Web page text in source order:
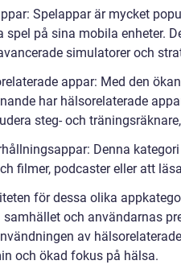
Spelappar är mycket
spel på sina mobila enheter.
simulatorer och
appar: Med den
har hälsorelaterade
steg- och
Denna
filmer, podcaster eller att
för dessa olika
samhället och användarnas
av
och ökad fokus på hälsa.